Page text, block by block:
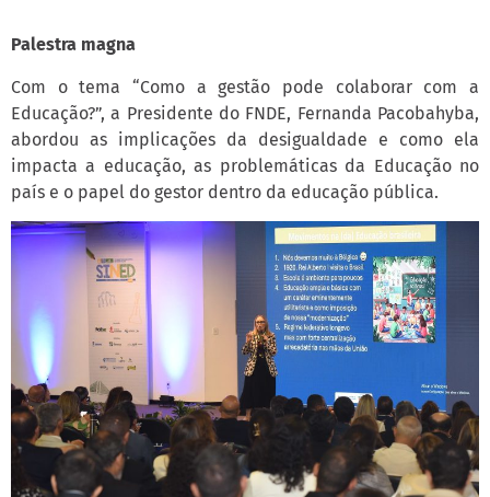
Palestra magna
Com o tema “Como a gestão pode colaborar com a
Educação?”, a Presidente do FNDE, Fernanda Pacobahyba,
abordou as implicações da desigualdade e como ela
impacta a educação, as problemáticas da Educação no
país e o papel do gestor dentro da educação pública.